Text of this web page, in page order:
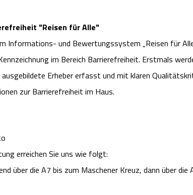
"Reisen für Alle"
Informations- und Bewertungssystem „Reisen für
im Bereich Barrierefreiheit. Erstmals
Erheber erfasst und mit klaren
zur Barrierefreiheit im Haus.
erreichen Sie uns wie folgt:
über die A7 bis zum Maschener Kreuz, dann über